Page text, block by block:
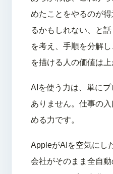
めたことをやるのが
るかもしれない、と
を考え、手順を分解
を描ける人の価値は上
AIを使う力は、単に
ありません。仕事の
める力です。
AppleがAIを空気にし
会社がそのまま全自